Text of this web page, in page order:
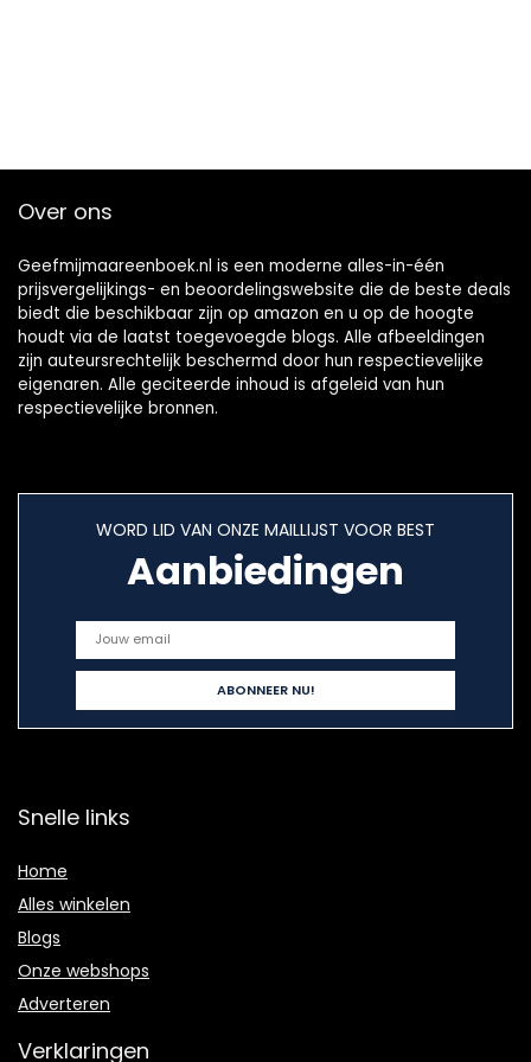
Over ons
Geefmijmaareenboek.nl is een moderne alles-in-één
prijsvergelijkings- en beoordelingswebsite die de beste deals
biedt die beschikbaar zijn op amazon en u op de hoogte
houdt via de laatst toegevoegde blogs. Alle afbeeldingen
zijn auteursrechtelijk beschermd door hun respectievelijke
eigenaren. Alle geciteerde inhoud is afgeleid van hun
respectievelijke bronnen.
WORD LID VAN ONZE MAILLIJST VOOR BEST
Aanbiedingen
Snelle links
Home
Alles winkelen
Blogs
Onze webshops
Adverteren
Verklaringen